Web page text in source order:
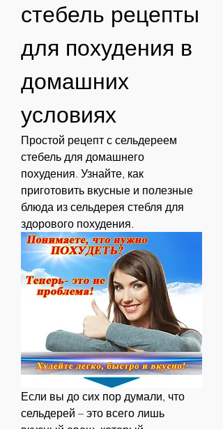
стебель рецепты
для похудения в
домашних
условиях
Простой рецепт с сельдереем
стебель для домашнего
похудения. Узнайте, как
приготовить вкусные и полезные
блюда из сельдерея стебля для
здорового похудения.
Если вы до сих пор думали, что
сельдерей – это всего лишь